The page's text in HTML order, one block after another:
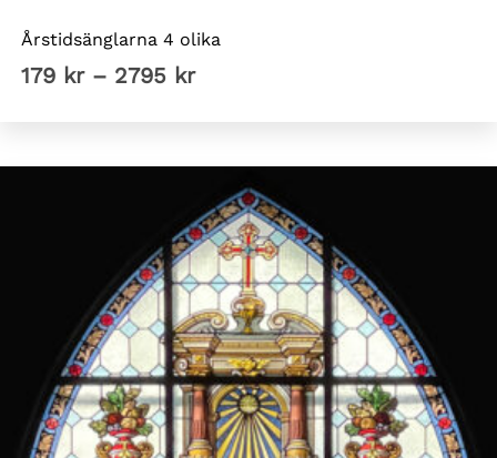
Årstidsänglarna 4 olika
179 kr – 2795 krPrisintervall:
2795 kr